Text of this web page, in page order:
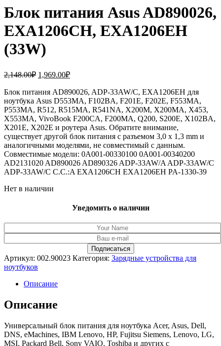
Блок питания Asus AD890026,
EXA1206CH, EXA1206EH
(33W)
2,148.00₽ Первоначальная
составляла
2,148.00₽.
1,969.00₽Текущая
1,969.00₽.
Блок питания AD890026, ADP-33AW/C, EXA1206EH для
ноутбука Asus D553MA, F102BA, F201E, F202E, F553MA,
P553MA, R512, R515MA, R541NA, X200M, X200MA, X453,
X553MA, VivoBook F200CA, F200MA, Q200, S200E, X102BA,
X201E, X202E и роутера Asus. Обратите внимание,
существует другой блок питания с разъемом 3,0 x 1,3 mm и
аналогичными моделями, не совместимый с данным.
Совместимые модели: 0A001-00330100 0A001-00340200
AD2131020 AD890026 AD890326 ADP-33AW/A ADP-33AW/C
ADP-33AW/C C.C.:A EXA1206CH EXA1206EH PA-1330-39
Нет в наличии
Уведомить о наличии
Артикул: 002.90023 Категория: Зарядные устройства для
ноутбуков
Описание
Описание
Универсальный блок питания для ноутбука Acer, Asus, Dell,
DNS, eMachines, IBM Lenovo, HP, Fujitsu Siemens, Lenovo, LG,
MSI, Packard Bell, Sony VAIO, Toshiba и других c